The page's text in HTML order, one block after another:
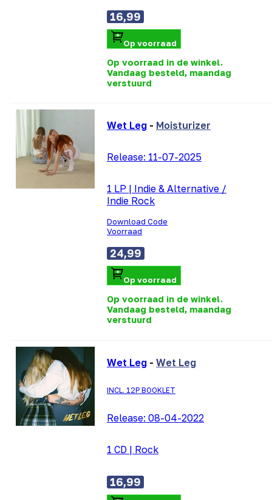
16,99
Op voorraad
Op voorraad in de winkel.
Vandaag besteld, maandag
verstuurd
Wet Leg - Moisturizer
Release: 11-07-2025
1 LP | Indie & Alternative /
Indie Rock
Download Code
Voorraad
24,99
Op voorraad
Op voorraad in de winkel.
Vandaag besteld, maandag
verstuurd
Wet Leg - Wet Leg
INCL. 12P BOOKLET
Release: 08-04-2022
1 CD | Rock
16,99